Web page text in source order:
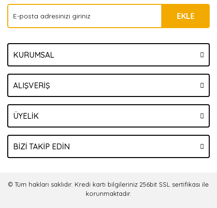
EKLE
KURUMSAL
ALIŞVERİŞ
ÜYELİK
BİZİ TAKİP EDİN
© Tüm hakları saklıdır. Kredi kartı bilgileriniz 256bit SSL sertifikası ile
korunmaktadır.